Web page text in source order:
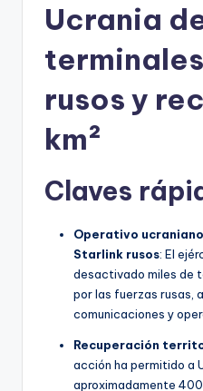
Ucrania
rusos y
km²
Claves
Operativo
Starlink rusos: El
desactivado miles de
por las fuerzas rusas,
comunicaciones y
Recuperación
acción ha permitido a
aproximadamente